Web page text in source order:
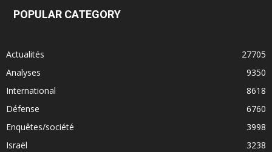
POPULAR CATEGORY
Actualités
27705
Analyses
9350
International
8618
Défense
6760
Enquêtes/société
3998
Israël
3238